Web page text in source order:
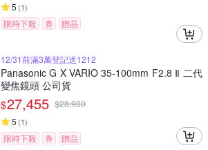
5 (1)
限時下殺 券 贈品
12/31前滿3萬登記送1212
Panasonic G X VARIO 35-100mm F2.8 Ⅱ 二代
變焦鏡頭 公司貨
$27,455 $28,900
5 (1)
限時下殺 券 贈品